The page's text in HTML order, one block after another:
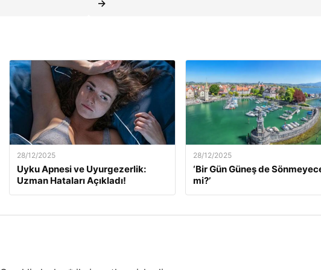
→
28/12/2025
Uyku Apnesi ve Uyurgezerlik:
Uzman Hataları Açıkladı!
28/12/2025
‘Bir Gün Güneş de
mi?’